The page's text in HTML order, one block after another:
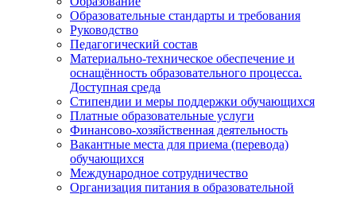
Образовательные стандарты и требования
Руководство
Педагогический состав
Материально-техническое обеспечение и
оснащённость образовательного процесса.
Доступная среда
Стипендии и меры поддержки обучающихся
Платные образовательные услуги
Финансово-хозяйственная деятельность
Вакантные места для приема (перевода)
обучающихся
Международное сотрудничество
Организация питания в образовательной